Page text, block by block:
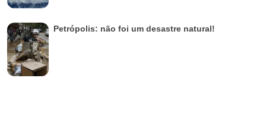
Petrópolis: não foi um desastre natural!